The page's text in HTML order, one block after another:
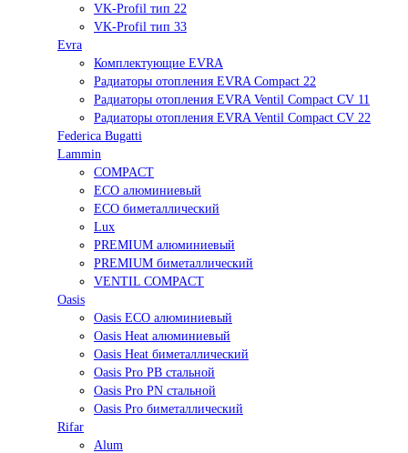
VK-Profil тип 22
VK-Profil тип 33
Evra
Комплектующие EVRA
Радиаторы отопления EVRA Compact 22
Радиаторы отопления EVRA Ventil Compact CV 11
Радиаторы отопления EVRA Ventil Compact CV 22
Federica Bugatti
Lammin
COMPACT
ECO алюминиевый
ECO биметаллический
Lux
PREMIUM алюминиевый
PREMIUM биметаллический
VENTIL COMPACT
Oasis
Oasis ECO алюминиевый
Oasis Heat алюминиевый
Oasis Heat биметаллический
Oasis Pro PB стальной
Oasis Pro PN стальной
Oasis Pro биметаллический
Rifar
Alum